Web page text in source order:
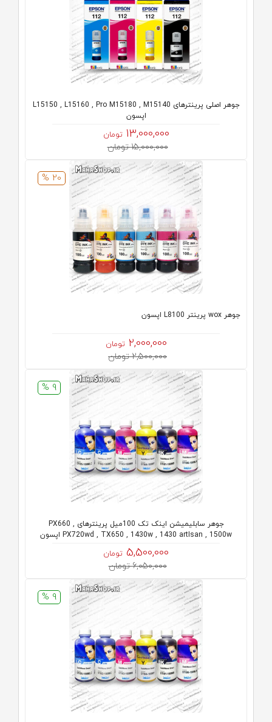
جوهر اصلی پرینترهای L15150 , L15160 , Pro M15180 , M15140
اپسون
13,000,000 تومان
15,000,000 تومان
20 %
جوهر wox پرینتر L8100 اپسون
2,000,000 تومان
2,500,000 تومان
9 %
جوهر سابلیمیشن اینک تک 100میل پرینترهای PX660 ,
PX720wd , TX650 , 1430w , 1430 artIsan , 1500w اپسون
5,500,000 تومان
6,050,000 تومان
9 %